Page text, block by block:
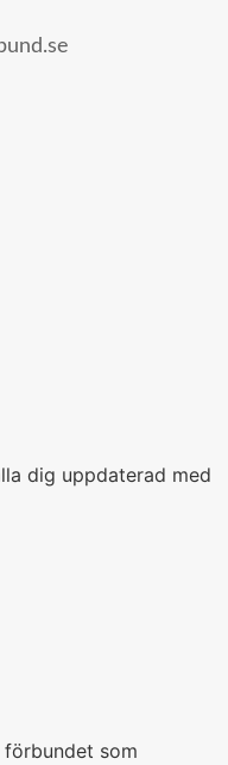
dig uppdaterad med
förbundet som